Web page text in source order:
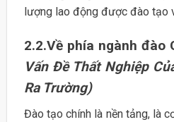
lượng lao động được đào tạo
2.2.Về phía ngành đào
Vấn Đề Thất Nghiệp
Ra Trường)
Đào tạo chính là nền tảng, là